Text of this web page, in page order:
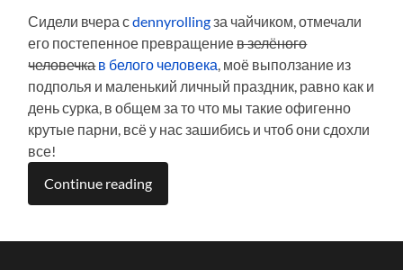
Сидели вчера сdennyrollingза чайчиком, отмечали
его постепенное превращениев зелёного
человечкав белого человека, моё выползание из
подполья и маленький личный праздник, равно как и
день сурка, в общем за то что мы такие офигенно
крутые парни, всё у нас зашибись и чтоб они сдохли
все!
Continue reading